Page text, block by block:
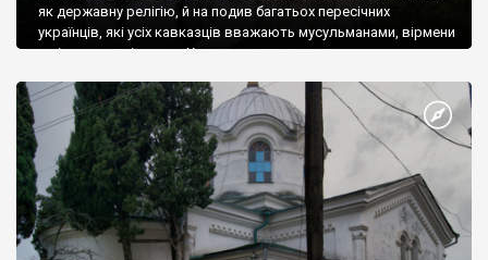
як державну релігію, й на подив багатьох пересічних
українців, які усіх кавказців вважають мусульманами, вірмени
є відданими вірянами Христа